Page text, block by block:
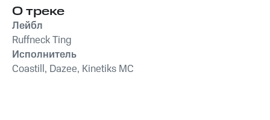
О треке
Лейбл
Ruffneck Ting
Исполнитель
Coastill, Dazee, Kinetiks MC